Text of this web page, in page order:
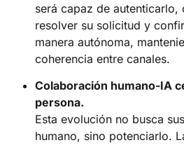
será capaz de autenticarlo,
resolver su solicitud y
manera autónoma,
coherencia entre canales.
Colaboración humano-IA
persona.
Esta evolución no busca
humano, sino potenciarlo.